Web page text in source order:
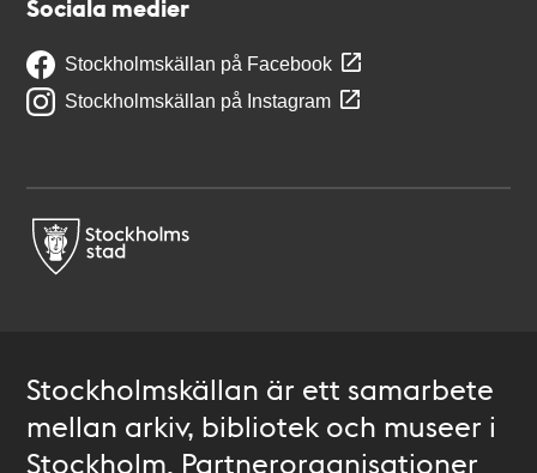
Sociala medier
Stockholmskällan på Facebook
Stockholmskällan på Instagram
Stockholmskällan är ett samarbete
mellan arkiv, bibliotek och museer i
Stockholm. Partnerorganisationer